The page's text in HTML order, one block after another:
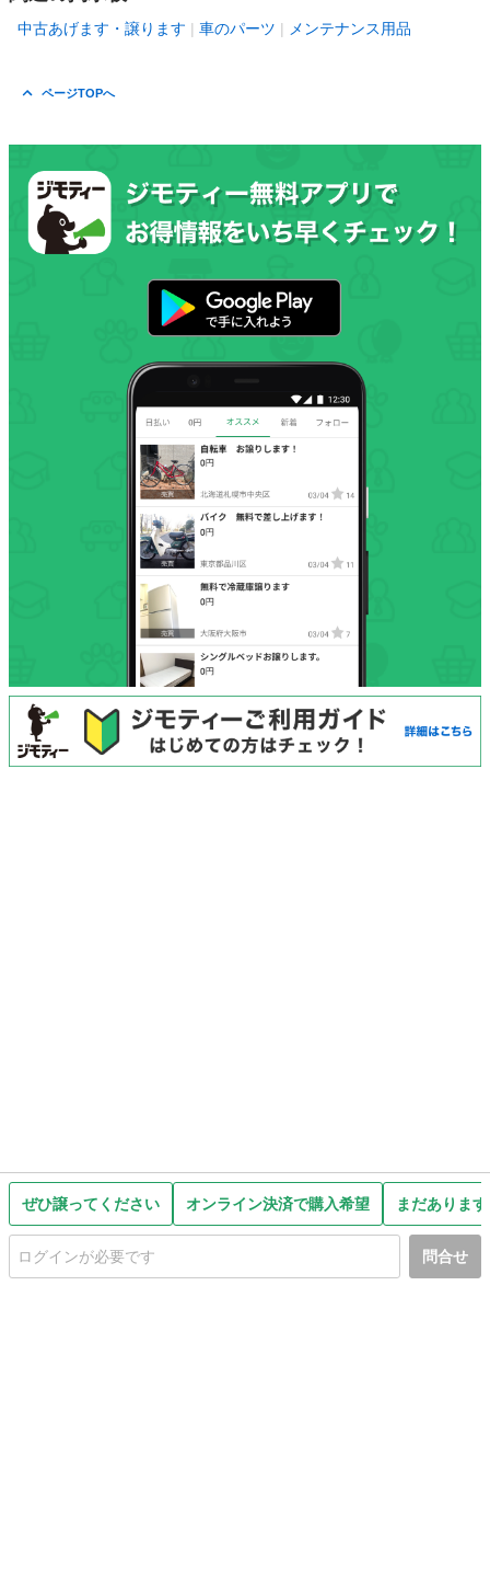
ぜひ譲ってください オンライン決済で購入希望 まだありま
問合せ
中古あげます・譲ります 車のパーツ メンテナンス用品
ページTOPへ